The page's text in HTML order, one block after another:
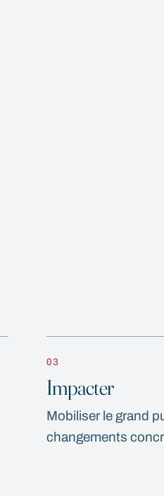
03
Impacter
Mobiliser le grand
changements